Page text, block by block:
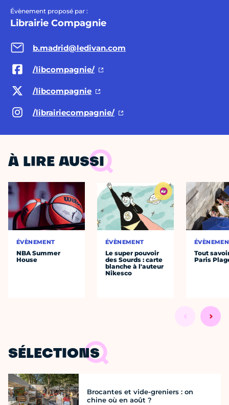
Évènement proposé par :
Librairie Compagnie
b.madrid@ledivan.com
/libcompagnie/
/libcompagnie
/librairiecompagnie/
À LIRE AUSSI
ÉVÈNEMENT
NBA Summer
House
ÉVÈNEMENT
Le super pouvoir
des Sourds : carte
blanche à l'auteur
Nikesco
Tout
Paris
SÉLECTIONS
Brocantes et vide-greniers : on
chine où en août ?